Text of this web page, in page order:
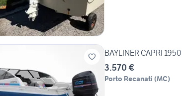
BAYLINER CAPRI
3.570 €
Porto Recanati (MC)